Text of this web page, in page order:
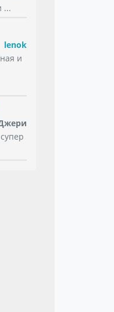
...
lenok
и